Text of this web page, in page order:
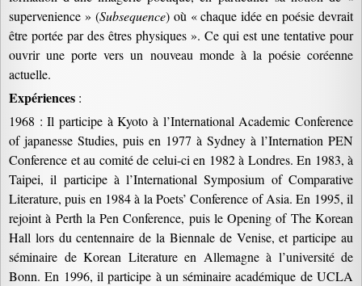
supervenience » (Subsequence) où « chaque idée en poésie devrait
être portée par des êtres physiques ». Ce qui est une tentative pour
ouvrir une porte vers un nouveau monde à la poésie coréenne
actuelle.
Expériences :
1968 : Il participe à Kyoto à l’International Academic Conference
of japanesse Studies, puis en 1977 à Sydney à l’Internation PEN
Conference et au comité de celui-ci en 1982 à Londres. En 1983, à
Taipei, il participe à l’International Symposium of Comparative
Literature, puis en 1984 à la Poets’ Conference of Asia. En 1995, il
rejoint à Perth la Pen Conference, puis le Opening of The Korean
Hall lors du centennaire de la Biennale de Venise, et participe au
séminaire de Korean Literature en Allemagne à l’université de
Bonn. En 1996, il participe à un séminaire académique de UCLA